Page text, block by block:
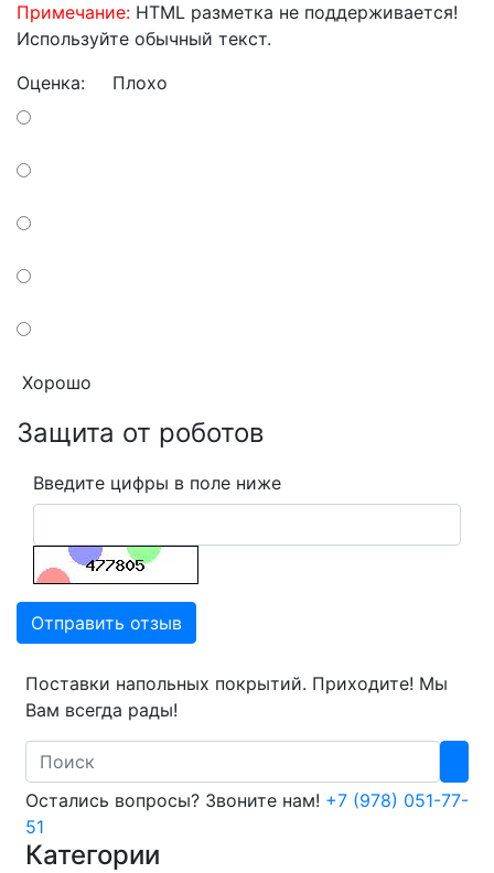
Примечание: HTML разметка не поддерживается!
Используйте обычный текст.
Оценка: Плохо
Хорошо
Защита от роботов
Введите цифры в поле ниже
Отправить отзыв
Поставки напольных покрытий. Приходите! Мы
Вам всегда рады!
Search
Остались вопросы? Звоните нам! +7 (978) 051-77-
51
Категории